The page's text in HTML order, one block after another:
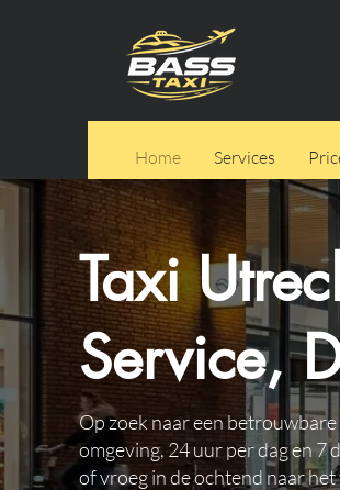
Home Services
Taxi
Service,
Op zoek naar een
omgeving, 24 uur per dag en 7
of vroeg in de ochtend naar